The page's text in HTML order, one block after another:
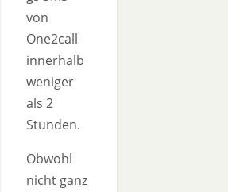
von
One2call
innerhalb
weniger
als 2
Stunden.
Obwohl
nicht ganz